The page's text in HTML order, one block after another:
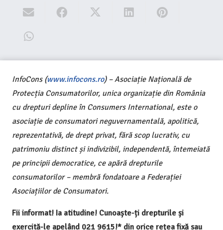
InfoCons (www.infocons.ro) – Asociație Națională de
Protecția Consumatorilor, unica organizație din România
cu drepturi depline în Consumers International, este o
asociație de consumatori neguvernamentală, apolitică,
reprezentativă, de drept privat, fără scop lucrativ, cu
patrimoniu distinct și indivizibil, independentă, întemeiată
pe principii democratice, ce apără drepturile
consumatorilor – membră fondatoare a Federației
Asociațiilor de Consumatori.
Fii informat! Ia atitudine! Cunoaște-ți drepturile și
exercită-le apelând 021 9615!* din orice rețea fixă sau